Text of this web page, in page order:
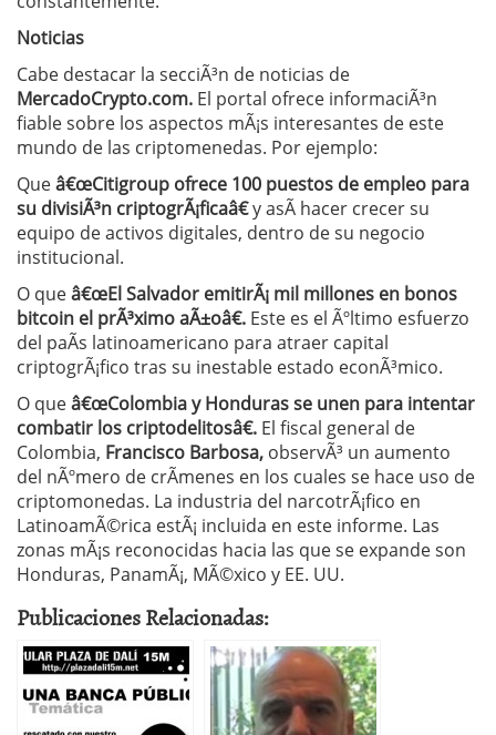
Noticias
Cabe destacar la secciÃ³n de noticias de
MercadoCrypto.com. El portal ofrece informaciÃ³n
fiable sobre los aspectos mÃ¡s interesantes de este
mundo de las criptomenedas. Por ejemplo:
Queâ€œCitigroup ofrece 100 puestos de empleo para
su divisiÃ³n criptogrÃ¡ficaâ€y asÃ­ hacer crecer su
equipo de activos digitales, dentro de su negocio
institucional.
O queâ€œEl Salvador emitirÃ¡ mil millones en bonos
bitcoin el prÃ³ximo aÃ±oâ€. Este es el Ãºltimo esfuerzo
del paÃ­s latinoamericano para atraer capital
criptogrÃ¡fico tras su inestable estado econÃ³mico.
O queâ€œColombia y Honduras se unen para intentar
combatir los criptodelitosâ€. El fiscal general de
Colombia, Francisco Barbosa, observÃ³ un aumento
del nÃºmero de crÃ­menes en los cuales se hace uso de
criptomonedas. La industria del narcotrÃ¡fico en
LatinoamÃ©rica estÃ¡ incluida en este informe. Las
zonas mÃ¡s reconocidas hacia las que se expande son
Honduras, PanamÃ¡, MÃ©xico y EE. UU.
Publicaciones Relacionadas: